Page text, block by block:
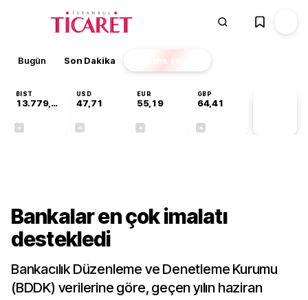
Bugün Son Dakika Finans EKSTRA
BIST
13.779,39
USD
47,71
EUR
55,19
GBP
64,41
Bankalar en çok imalatı
destekledi
Bankacılık Düzenleme ve Denetleme Kurumu
(BDDK) verilerine göre, geçen yılın haziran